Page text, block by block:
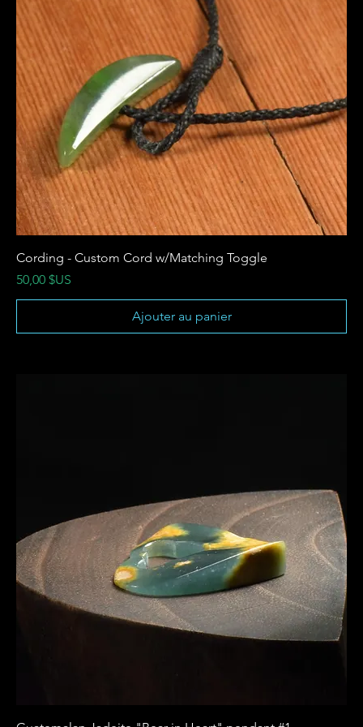
Cording - Custom Cord w/Matching Toggle
Prix
50,00 $US
Ajouter au panier